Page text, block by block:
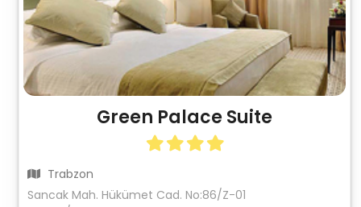
Green Palace Suite
Trabzon
Sancak Mah. Hükümet Cad. No:86/Z-01